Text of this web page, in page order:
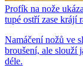
Profík na nože
tupé ostří zase krájí
Namáčení nožů ve
broušení, ale slouží
déle.